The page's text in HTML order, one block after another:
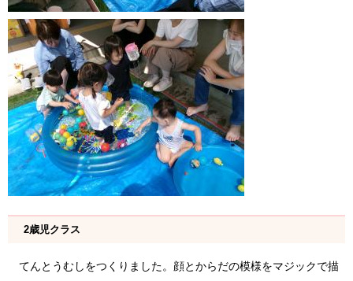
2歳児クラス
てんとうむしをつくりました。顔とからだの模様をマジックで描